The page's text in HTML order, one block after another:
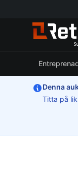
Denna
Titta på